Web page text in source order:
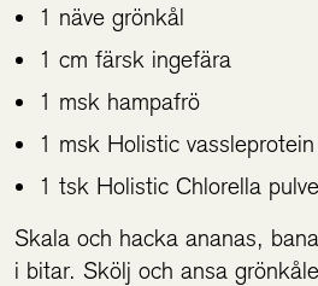
1 näve grönkål
1 cm färsk ingefära
1 msk hampafrö
1 msk Holistic
1 tsk Holistic Chlorella
Skala och hacka ananas,
i bitar. Skölj och ansa